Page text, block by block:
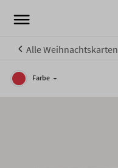
Alle Weihnachtskarten
Farbe